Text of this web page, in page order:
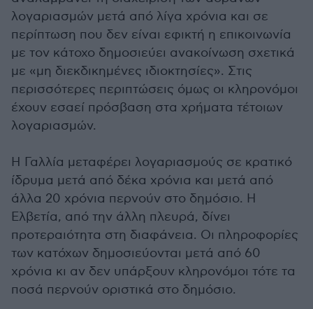
λογαριασμών μετά από λίγα χρόνια και σε
περίπτωση που δεν είναι εφικτή η επικοινωνία
με τον κάτοχο δημοσιεύει ανακοίνωση σχετικά
με «μη διεκδικημένες ιδιοκτησίες». Στις
περισσότερες περιπτώσεις όμως οι κληρονόμοι
έχουν εσαεί πρόσβαση στα χρήματα τέτοιων
λογαριασμών.
Η Γαλλία μεταφέρει λογαριασμούς σε κρατικό
ίδρυμα μετά από δέκα χρόνια και μετά από
άλλα 20 χρόνια περνούν στο δημόσιο. Η
Ελβετία, από την άλλη πλευρά, δίνει
προτεραιότητα στη διαφάνεια. Οι πληροφορίες
των κατόχων δημοσιεύονται μετά από 60
χρόνια κι αν δεν υπάρξουν κληρονόμοι τότε τα
ποσά περνούν οριστικά στο δημόσιο.